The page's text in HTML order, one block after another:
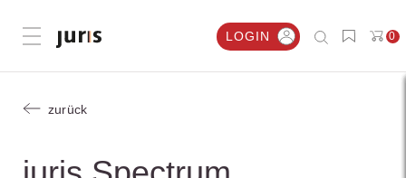
Menü öffnen LOGIN 0
zurück